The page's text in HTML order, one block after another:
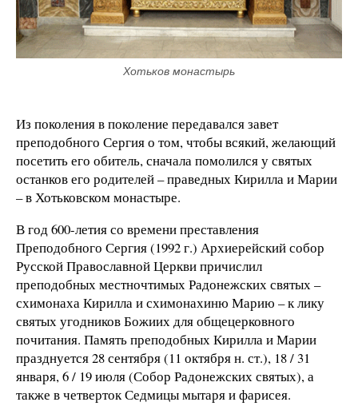
Хотьков монастырь
Из поколения в поколение передавался завет
преподобного Сергия о том, чтобы всякий, желающий
посетить его обитель, сначала помолился у святых
останков его родителей – праведных Кирилла и Марии
– в Хотьковском монастыре.
В год 600-летия со времени преставления
Преподобного Сергия (1992 г.) Архиерейский собор
Русской Православной Церкви причислил
преподобных местночтимых Радонежских святых –
схимонаха Кирилла и схимонахиню Марию – к лику
святых угодников Божиих для общецерковного
почитания. Память преподобных Кирилла и Марии
празднуется 28 сентября (11 октября н. ст.), 18 / 31
января, 6 / 19 июля (Собор Радонежских святых), а
также в четверток Седмицы мытаря и фарисея.